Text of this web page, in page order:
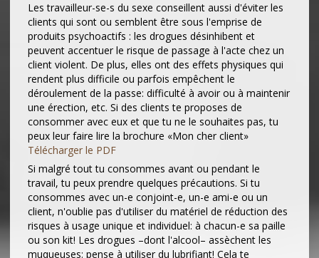
Les travailleur-se-s du sexe conseillent aussi d'éviter les
clients qui sont ou semblent être sous l'emprise de
produits psychoactifs : les drogues désinhibent et
peuvent accentuer le risque de passage à l'acte chez un
client violent. De plus, elles ont des effets physiques qui
rendent plus difficile ou parfois empêchent le
déroulement de la passe: difficulté à avoir ou à maintenir
une érection, etc. Si des clients te proposes de
consommer avec eux et que tu ne le souhaites pas, tu
peux leur faire lire la brochure «Mon cher client»
Télécharger le PDF
Si malgré tout tu consommes avant ou pendant le
travail, tu peux prendre quelques précautions. Si tu
consommes avec un-e conjoint-e, un-e ami-e ou un
client, n'oublie pas d'utiliser du matériel de réduction des
risques à usage unique et individuel: à chacun-e sa paille
ou son kit! Les drogues –dont l'alcool– assèchent les
muqueuses: pense à utiliser du lubrifiant! Cela te